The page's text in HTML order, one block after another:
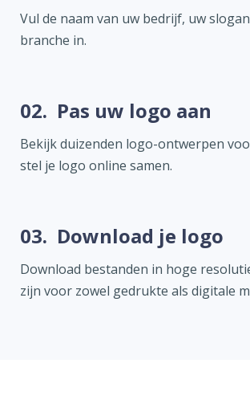
Vul de naam van uw bedrijf, uw
branche in.
02. Pas uw logo aan
Bekijk duizenden logo-ontwerpen
stel je logo online samen.
03. Download je logo
Download bestanden in hoge
zijn voor zowel gedrukte als digitale